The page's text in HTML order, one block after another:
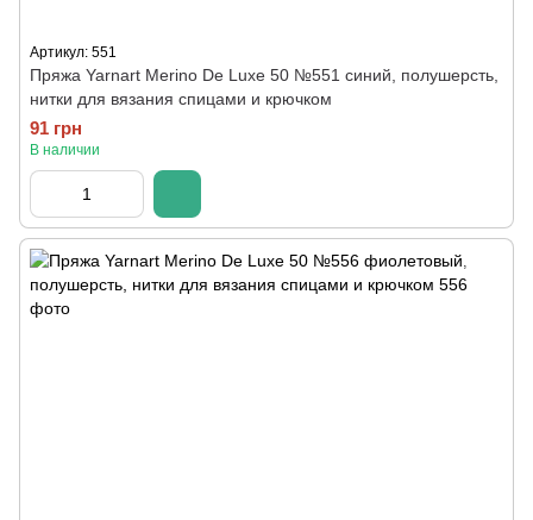
Артикул: 551
Пряжа Yarnart Merino De Luxe 50 №551 синий, полушерсть,
нитки для вязания спицами и крючком
91 грн
В наличии